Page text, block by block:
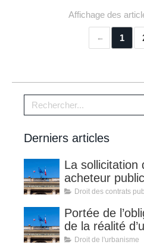
Affichage des
1
Rechercher
Derniers articles
La sollicitation
acheteur
plusieurs
aux règles de
en
MAPA
Droit des contrats
Portée de
de la réalité
l’article L.210-
Droit de l'urbanisme